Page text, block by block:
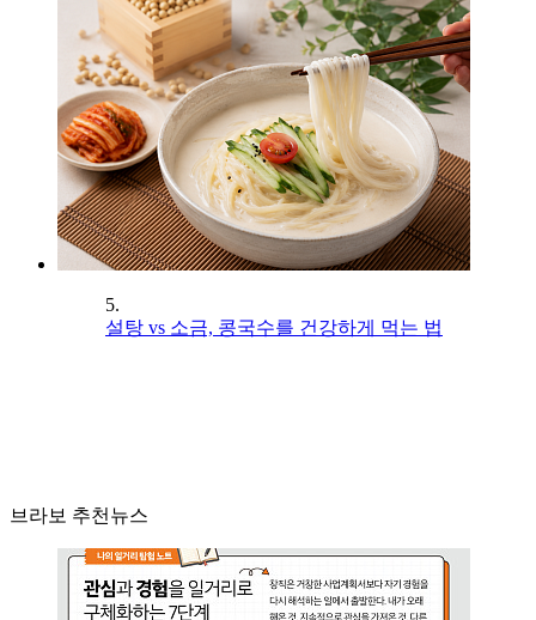
5.
설탕 vs 소금, 콩국수를 건강하게 먹는 법
브라보 추천뉴스